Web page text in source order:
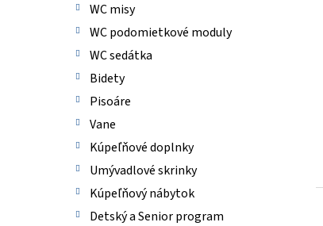
WC misy
WC podomietkové moduly
WC sedátka
Bidety
Pisoáre
Vane
Kúpeľňové doplnky
Umývadlové skrinky
Kúpeľňový nábytok
Detský a Senior program